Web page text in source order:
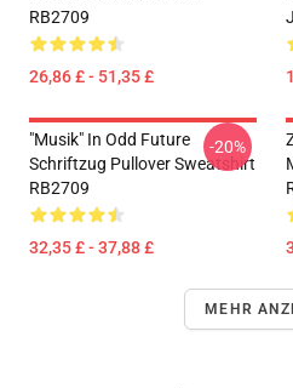
RB2709
26,86 £ - 51,35 £
"Musik" In Odd Future
Schriftzug Pullover Sweatshirt
RB2709
32,35 £ - 37,88 £
-20%
MEHR